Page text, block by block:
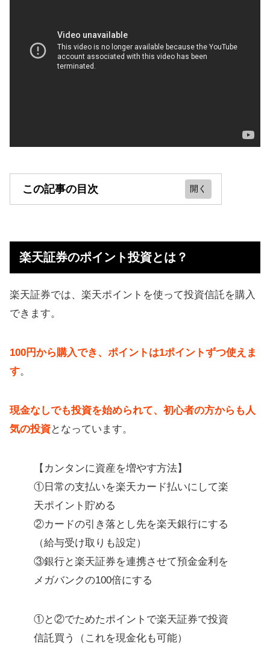
この記事の目次
は？
Q&A！疑問に回答
【まとめ】楽天ポイント投資やって
楽天証券のポイント投資とは？
楽天証券では、楽天ポイントを使って投資信託を購入
できます。
100円から購入でき、ポイントは1ポイントずつ使えま
す。
現金なしでも投資を始められて、初心者の方からも人
気の投資となっています。
【カンタンに資産を増やす方法】
①日常の支払いを楽天カード払いにして楽
天ポイント貯める
②カードの引き落とし先を楽天銀行にする
（給与受け取りも設定）
③銀行と楽天証券を連携させて預金金利を
メガバンクの100倍にする
①と②でためたポイントで楽天証券で投資
信託買う（これを現金化も可能）